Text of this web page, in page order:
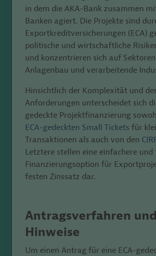
in dem die AKA-Bank zusammen
Banken agiert. Die Projekte sind
Exportkreditversicherungen (ECA)
politische und wirtschaftliche
und konzentrieren sich auf
Anlagenbau und verarbeitende
Hinsichtlich der Komplexität und
Anforderungen unterscheidet sich
gedeckte Projektfinanzierung
ECA-gedeckten Small Tickets für
Transaktionen als auch von den
Letztere stellen eine einfachere
Finanzierungsoption für
festen Zinssatz dar.
Antragsverfahren und
Hinweise
Um einen Antrag für eine ECA-